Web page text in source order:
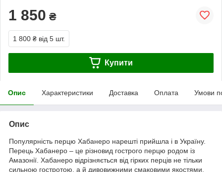
1 850 ₴
1 800 ₴ від 5 шт.
Купити
Опис Характеристики Доставка Оплата Умови
Опис
Популярність перцю Хабанеро нарешті прийшла і в Україну.
Перець Хабанеро – це різновид гострого перцю родом із
Амазонії. Хабанеро відрізняється від гірких перців не тільки
сильною гостротою, а й дивовижними смаковими якостями.